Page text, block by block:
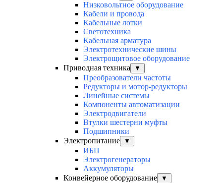
Низковольтное оборудование
Кабели и провода
Кабельные лотки
Светотехника
Кабельная арматура
Электротехнические шины
Электрощитовое оборудование
Приводная техника
▼
Преобразователи частоты
Редукторы и мотор-редукторы
Линейные системы
Компоненты автоматизации
Электродвигатели
Втулки шестерни муфты
Подшипники
Электропитание
▼
ИБП
Электрогенераторы
Аккумуляторы
Конвейерное оборудование
▼